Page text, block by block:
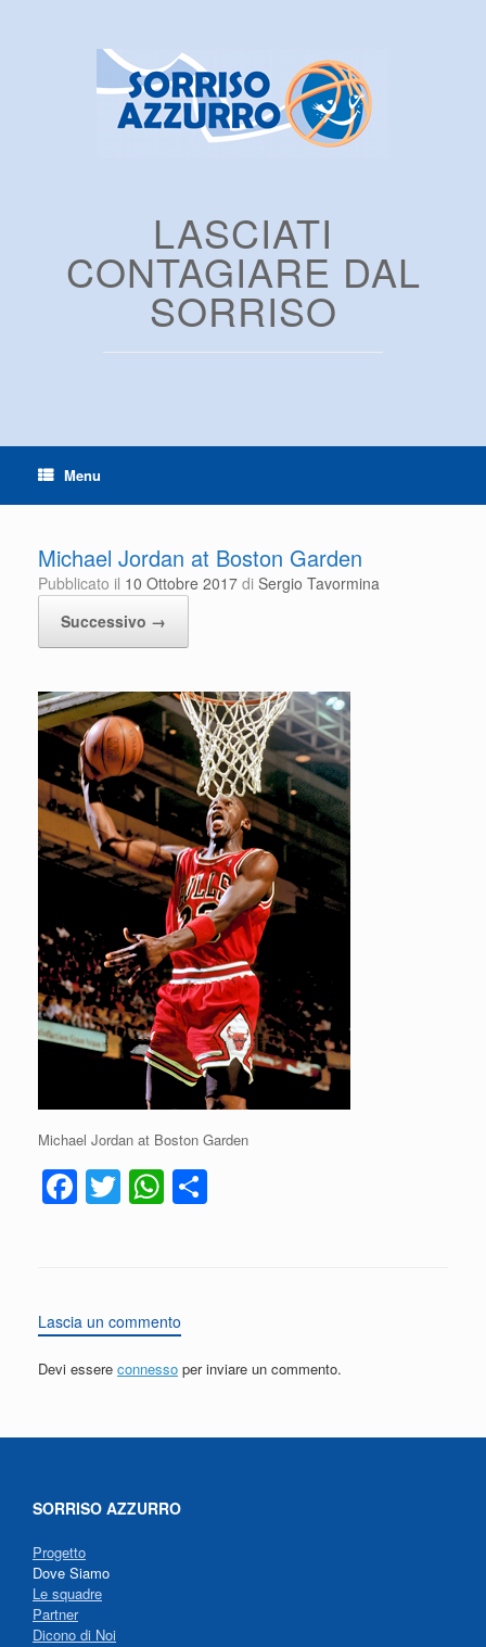
LASCIATI
CONTAGIARE DAL
SORRISO
Menu
Michael Jordan at Boston Garden
Pubblicato il 10 Ottobre 2017 di Sergio Tavormina
Successivo →
Michael Jordan at Boston Garden
F
a
b
o
k
T
wi
W
h
A
p
p
di
Lascia un commento
Devi essere connesso per inviare un commento.
SORRISO AZZURRO
Progetto
Dove Siamo
Le squadre
Partner
Dicono di Noi